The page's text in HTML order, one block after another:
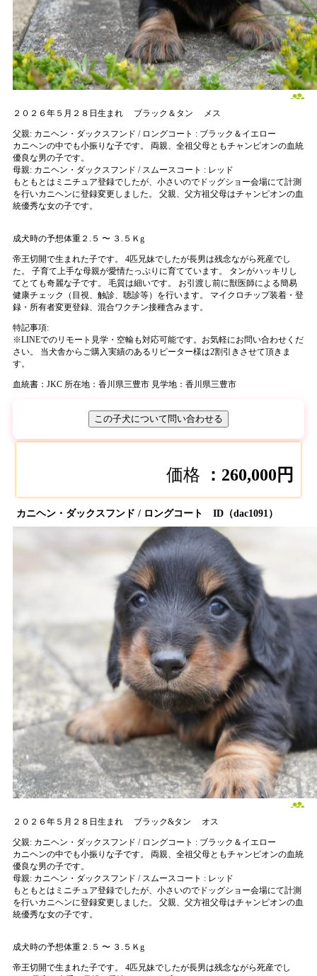
２０２６年５月２８日生まれ ブラック＆タン メス
父親: カニヘン・ダックスフンド / ロングコート : ブラック＆イエロー
カニヘンの中でも小振りな子です。 両親、全祖父母ともチャンピオンの血統
優良な男の子です。
母親: カニヘン・ダックスフンド / スムースコート : レッド
もともとはミニチュア登録でしたが、小さいのでドッグショー会場にて計測
を行いカニヘンに登録変更しました。 父親、父方祖父母はチャンピオンの血
統優秀な女の子です。
成犬時の予想体重２.５ 〜 ３.５Ｋg
帝王切開で生まれた子です。 4匹兄妹でしたが長男は残念ながら死産でし
た。 子育て上手な母親が愛情たっぷりに育てています。 タンがハッキリし
てとても奇麗な子です。 毛質は細いです。 お引渡し前に獣医師による簡易
健康チェック（目視、触診、聴診等）を行います。 マイクロチップ装着・登
録・所有者変更登録、混合ワクチン接種含みます。
特記事項:
※LINEでのリモート見学・空輸も対応可能です。お気軽にお問い合わせくだ
さい。 当犬舎からご購入実績のあるリピーター様は2割引きさせて頂きま
す。
血統書：JKC 所在地：香川県三豊市 見学地：香川県三豊市
この子犬について問い合わせる
価格 ：260,000円
カニヘン・ダックスフンド / ロングコート ID（dac1091）
２０２６年５月２８日生まれ ブラック&タン オス
父親: カニヘン・ダックスフンド / ロングコート : ブラック＆イエロー
カニヘンの中でも小振りな子です。 両親、全祖父母ともチャンピオンの血統
優良な男の子です。
母親: カニヘン・ダックスフンド / スムースコート : レッド
もともとはミニチュア登録でしたが、小さいのでドッグショー会場にて計測
を行いカニヘンに登録変更しました。 父親、父方祖父母はチャンピオンの血
統優秀な女の子です。
成犬時の予想体重２.５ 〜 ３.５Ｋg
帝王切開で生まれた子です。 4匹兄妹でしたが長男は残念ながら死産でし